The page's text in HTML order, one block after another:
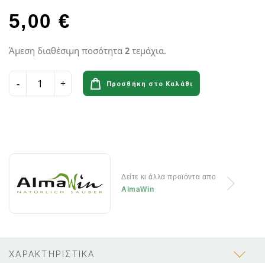
5,00 €
Άμεση διαθέσιμη ποσότητα 2 τεμάχια.
Προσθήκη στο Καλάθι
Δείτε κι άλλα προϊόντα απο
AlmaWin
ΧΑΡΑΚΤΗΡΙΣΤΙΚΑ